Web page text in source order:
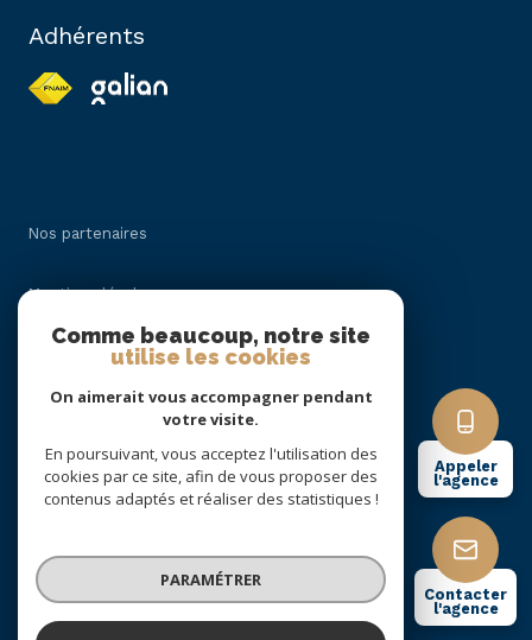
Appeler
l'agence
Contacter
l'agence
Adhérents
Nos partenaires
Mentions légales
Cookies
© 2026 | Tous droits réservés
Comme beaucoup, notre site
utilise les cookies
On aimerait vous accompagner pendant
votre visite.
En poursuivant, vous acceptez l'utilisation des
cookies par ce site, afin de vous proposer des
contenus adaptés et réaliser des statistiques !
PARAMÉTRER